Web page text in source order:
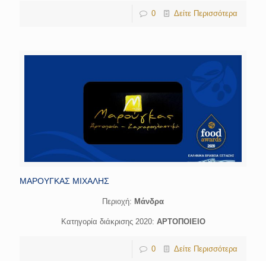
0 Δείτε Περισσότερα
ΜΑΡΟΥΓΚΑΣ ΜΙΧΑΛΗΣ
Περιοχή: Μάνδρα
Κατηγορία διάκρισης 2020: ΑΡΤΟΠΟΙΕΙΟ
0 Δείτε Περισσότερα